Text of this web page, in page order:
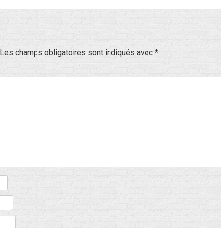
Les champs obligatoires sont indiqués avec *